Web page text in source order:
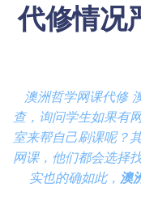
代修情况
澳洲哲学网课代修
查，询问学生如果有
室来帮自己刷课呢？
网课，他们都会选择
实也的确如此， 澳